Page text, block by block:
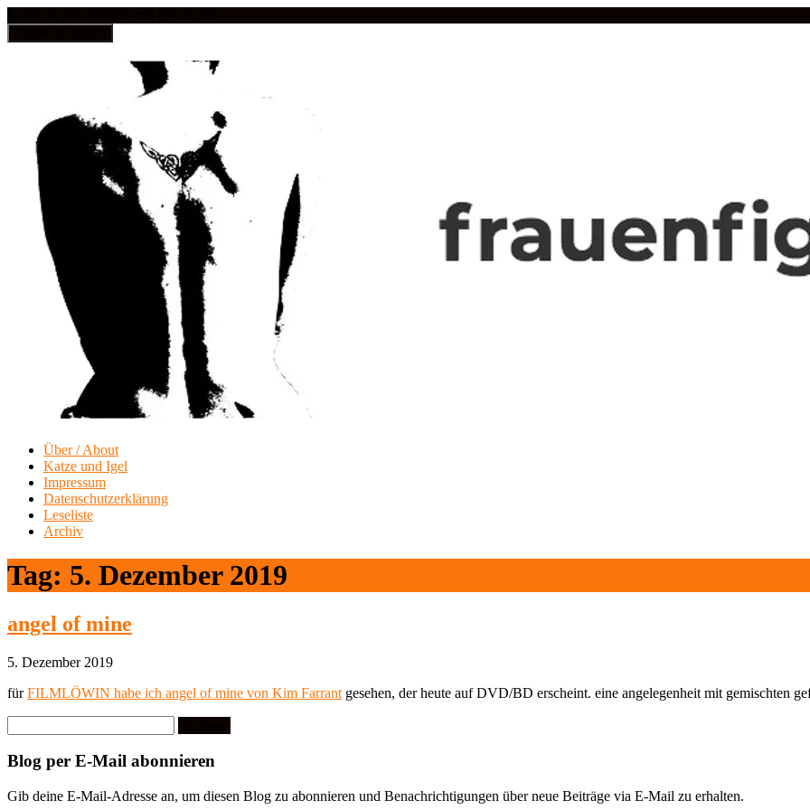
Über / About
Katze und Igel
Impressum
Datenschutzerklärung
Leseliste
Archiv
Tag: 5. Dezember 2019
angel of mine
5. Dezember 2019
fürFILMLÖWIN habe ich angel of mine von Kim Farrant gesehen, der heute auf DVD/BD erscheint. eine angelegenheit mit gemischten
nach:
Blog per E-Mail abonnieren
Gib deine E-Mail-Adresse an, um diesen Blog zu abonnieren und Benachrichtigungen über neue Beiträge via E-Mail zu erhalten.